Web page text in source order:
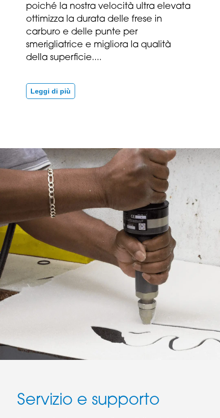
poiché la nostra velocità ultra elevata
ottimizza la durata delle frese in
carburo e delle punte per
smerigliatrice e migliora la qualità
della superficie....
Leggi di più
Servizio e supporto